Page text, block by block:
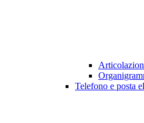
Telefono e posta